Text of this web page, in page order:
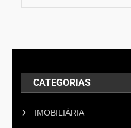
CATEGORIAS
IMOBILIÁRIA